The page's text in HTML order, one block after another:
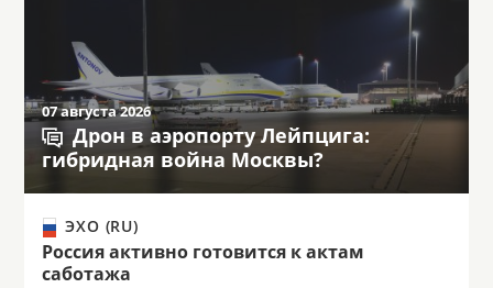
07 августа 2026
Дрон в аэропорту Лейпцига:
гибридная война Москвы?
ЭХО (RU)
Россия активно готовится к актам
саботажа